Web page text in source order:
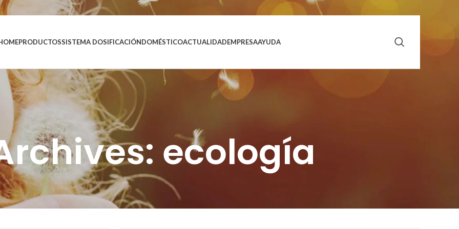
PRODUCTOSSISTEMA DOSIFICACIÓNDOMÉSTICOACTUALIDADEMPRESAAYUDA
ecología